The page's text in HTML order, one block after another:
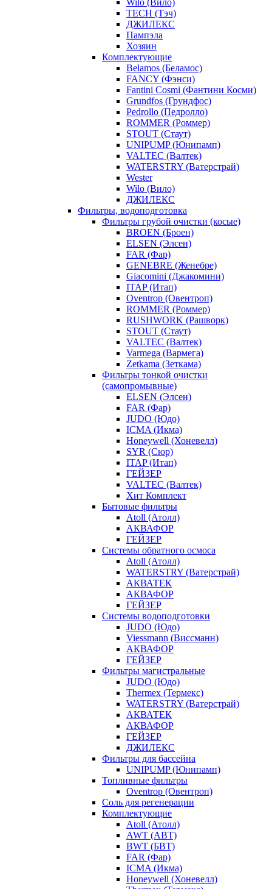
Wilo (Вило)
TECH (Тэч)
ДЖИЛЕКС
Пампэла
Хозяин
Комплектующие
Belamos (Беламос)
FANCY (Фэнси)
Fantini Cosmi (Фантини Косми)
Grundfos (Грундфос)
Pedrollo (Педролло)
ROMMER (Роммер)
STOUT (Стаут)
UNIPUMP (Юнипамп)
VALTEC (Валтек)
WATERSTRY (Ватерстрай)
Wester
Wilo (Вило)
ДЖИЛЕКС
Фильтры, водоподготовка
Фильтры грубой очистки (косые)
BROEN (Броен)
ELSEN (Элсен)
FAR (Фар)
GENEBRE (Женебре)
Giacomini (Джакомини)
ITAP (Итап)
Oventrop (Овентроп)
ROMMER (Роммер)
RUSHWORK (Рашворк)
STOUT (Стаут)
VALTEC (Валтек)
Varmega (Вармега)
Zetkama (Зеткама)
Фильтры тонкой очистки
(самопромывные)
ELSEN (Элсен)
FAR (Фар)
JUDO (Юдо)
ICMA (Икма)
Honeywell (Хоневелл)
SYR (Сюр)
ITAP (Итап)
ГЕЙЗЕР
VALTEC (Валтек)
Хит Комплект
Бытовые фильтры
Atoll (Атолл)
АКВАФОР
ГЕЙЗЕР
Системы обратного осмоса
Atoll (Атолл)
WATERSTRY (Ватерстрай)
АКВАТЕК
АКВАФОР
ГЕЙЗЕР
Системы водоподготовки
JUDO (Юдо)
Viessmann (Виссманн)
АКВАФОР
ГЕЙЗЕР
Фильтры магистральные
JUDO (Юдо)
Thermex (Термекс)
WATERSTRY (Ватерстрай)
АКВАТЕК
АКВАФОР
ГЕЙЗЕР
ДЖИЛЕКС
Фильтры для бассейна
UNIPUMP (Юнипамп)
Топливные фильтры
Oventrop (Овентроп)
Соль для регенерации
Комплектующие
Atoll (Атолл)
AWT (АВТ)
BWT (БВТ)
FAR (Фар)
ICMA (Икма)
Honeywell (Хоневелл)